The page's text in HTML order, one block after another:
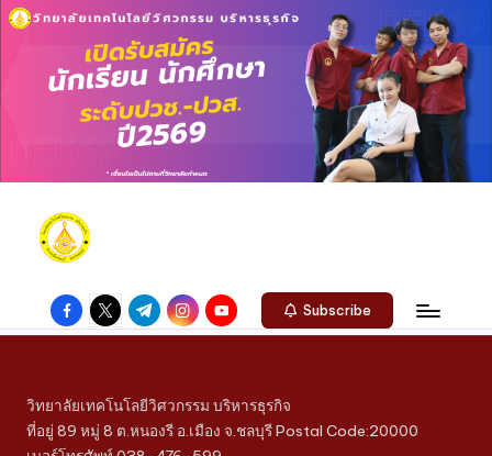
Subscribe
วิทยาลัยเทคโนโลยีวิศวกรรม บริหารธุรกิจ
ที่อยู่ 89 หมู่ 8 ต.หนองรี อ.เมือง จ.ชลบุรี Postal Code:20000